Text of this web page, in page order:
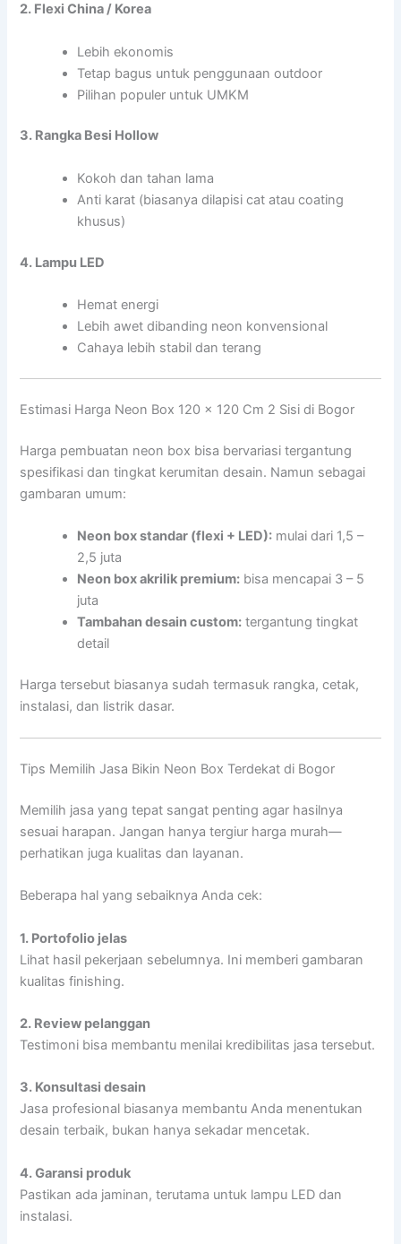
2. Flexi China / Korea
Lebih ekonomis
Tetap bagus untuk penggunaan outdoor
Pilihan populer untuk UMKM
3. Rangka Besi Hollow
Kokoh dan tahan lama
Anti karat (biasanya dilapisi cat atau coating
khusus)
4. Lampu LED
Hemat energi
Lebih awet dibanding neon konvensional
Cahaya lebih stabil dan terang
Estimasi Harga Neon Box 120 x 120 Cm 2 Sisi di Bogor
Harga pembuatan neon box bisa bervariasi tergantung
spesifikasi dan tingkat kerumitan desain. Namun sebagai
gambaran umum:
Neon box standar (flexi + LED): mulai dari 1,5 –
2,5 juta
Neon box akrilik premium: bisa mencapai 3 – 5
juta
Tambahan desain custom: tergantung tingkat
detail
Harga tersebut biasanya sudah termasuk rangka, cetak,
instalasi, dan listrik dasar.
Tips Memilih Jasa Bikin Neon Box Terdekat di Bogor
Memilih jasa yang tepat sangat penting agar hasilnya
sesuai harapan. Jangan hanya tergiur harga murah—
perhatikan juga kualitas dan layanan.
Beberapa hal yang sebaiknya Anda cek:
1. Portofolio jelas
Lihat hasil pekerjaan sebelumnya. Ini memberi gambaran
kualitas finishing.
2. Review pelanggan
Testimoni bisa membantu menilai kredibilitas jasa tersebut.
3. Konsultasi desain
Jasa profesional biasanya membantu Anda menentukan
desain terbaik, bukan hanya sekadar mencetak.
4. Garansi produk
Pastikan ada jaminan, terutama untuk lampu LED dan
instalasi.